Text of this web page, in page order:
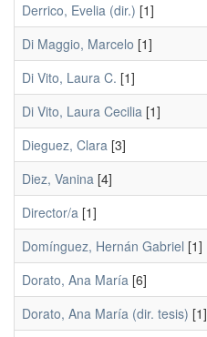
Derrico, Evelia (dir.) [1]
Di Maggio, Marcelo [1]
Di Vito, Laura C. [1]
Di Vito, Laura Cecilia [1]
Dieguez, Clara [3]
Diez, Vanina [4]
Director/a [1]
Domínguez, Hernán Gabriel [1]
Dorato, Ana María [6]
Dorato, Ana María (dir. tesis) [1]